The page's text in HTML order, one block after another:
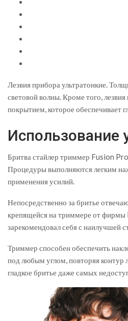
Лезвия прибора ультратонкие.
световой волны. Кроме того,
покрытием, которое обеспечивает
Использование
Бритва стайлер триммер Fusion
Процедуры выполняются легким
применения усилий.
Непосредственно за бритье
крепящейся на триммере от фирмы
зарекомендовал себя с наилучшей
Триммер способен обеспечить
под любым углом, повторяя контур
гладкое бритье даже самых